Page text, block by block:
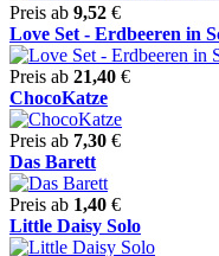
Preis ab 9,52 €
Love Set - Erdbeeren in
Preis ab 21,40 €
ChocoKatze
Preis ab 7,30 €
Das Barett
Preis ab 1,40 €
Little Daisy Solo